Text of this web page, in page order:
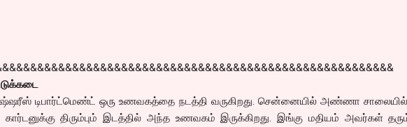
டிபார்ட்மெண்ட் ஒரு உணவகத்தை நடத்தி வருகிறது. சென்னையில் அண்ணா
திரும்பும் இடத்தில் அந்த உணவகம் இருக்கிறது. இங்கு மதியம் அவர்கள்